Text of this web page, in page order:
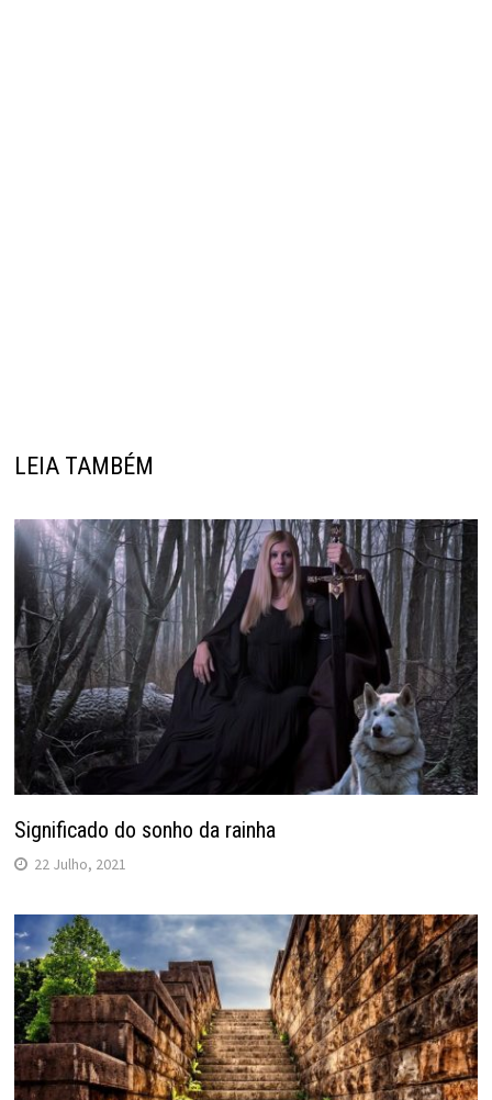
LEIA TAMBÉM
Significado do sonho da rainha
22 Julho, 2021